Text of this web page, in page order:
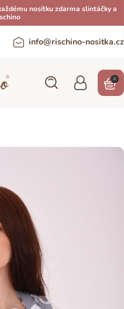
nosítku zdarma slintáčky a
info@rischino-nositka.cz
0